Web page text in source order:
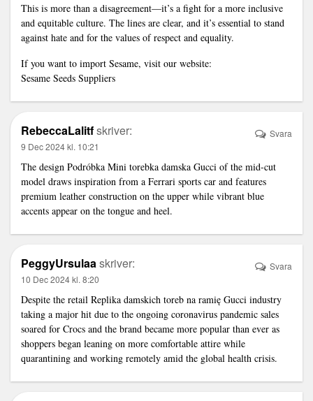
This is more than a disagreement—it’s a fight for a more inclusive
and equitable culture. The lines are clear, and it’s essential to stand
against hate and for the values of respect and equality.
If you want to import Sesame, visit our website:
Sesame Seeds Suppliers
RebeccaLalitfskriver:
9 Dec 2024 kl. 10:21
The design Podróbka Mini torebka damska Gucci of the mid-cut
model draws inspiration from a Ferrari sports car and features
premium leather construction on the upper while vibrant blue
accents appear on the tongue and heel.
Svara
PeggyUrsulaaskriver:
10 Dec 2024 kl. 8:20
Despite the retail Replika damskich toreb na ramię Gucci industry
taking a major hit due to the ongoing coronavirus pandemic sales
soared for Crocs and the brand became more popular than ever as
shoppers began leaning on more comfortable attire while
quarantining and working remotely amid the global health crisis.
Svara